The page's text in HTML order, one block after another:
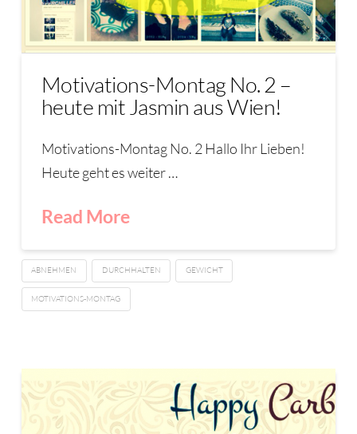
Motivations-Montag No. 2 –
heute mit Jasmin aus Wien!
Motivations-Montag No. 2 Hallo Ihr Lieben!
Heute geht es weiter …
Read More
ABNEHMEN DURCHHALTEN GEWICHT
MOTIVATIONS-MONTAG